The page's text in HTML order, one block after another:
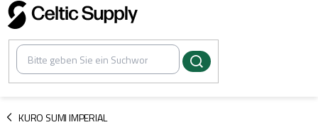
Zum
Inhalt
springen
KURO SUMI IMPERIAL
/